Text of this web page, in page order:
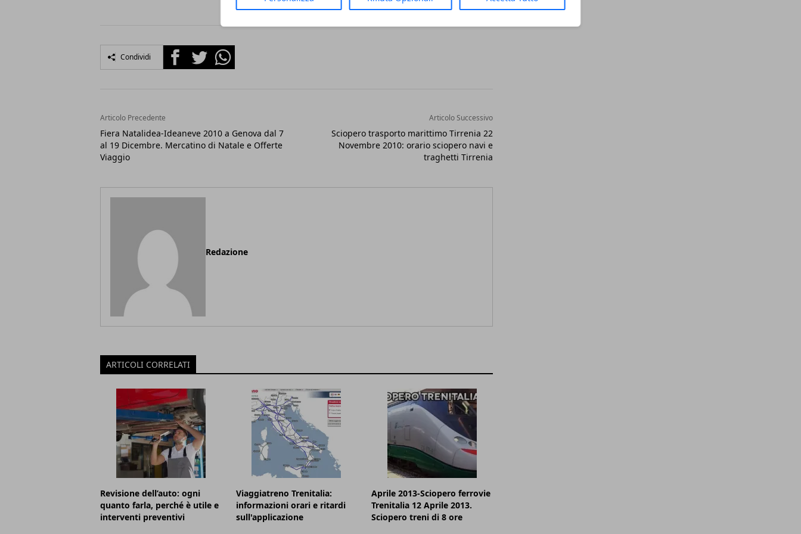
Condividi FacebookTwitterWhatsapp
Articolo Precedente
Fiera Natalidea-Ideaneve 2010 a Genova dal 7
al 19 Dicembre. Mercatino di Natale e Offerte
Viaggio
Articolo Successivo
Sciopero trasporto marittimo Tirrenia 22
Novembre 2010: orario sciopero navi e
traghetti Tirrenia
Redazione
ARTICOLI CORRELATI
Revisione dell’auto: ogni
quanto farla, perché è utile e
interventi preventivi
Viaggiatreno Trenitalia:
informazioni orari e ritardi
sull'applicazione
Aprile 2013-Sciopero ferrovie
Trenitalia 12 Aprile 2013.
Sciopero treni di 8 ore